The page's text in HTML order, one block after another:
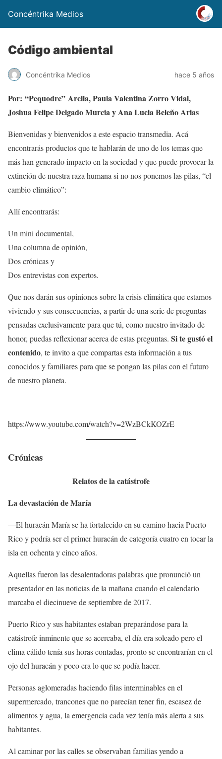
Concéntrika Medios
Código ambiental
Concéntrika Medios hace 5 años
Por: “Pequodre” Arcila, Paula Valentina Zorro Vidal,
Joshua Felipe Delgado Murcia y Ana Lucia Beleño Arias
Bienvenidas y bienvenidos a este espacio transmedia. Acá
encontrarás productos que te hablarán de uno de los temas que
más han generado impacto en la sociedad y que puede provocar la
extinción de nuestra raza humana si no nos ponemos las pilas, “el
cambio climático”:
Allí encontrarás:
Un mini documental,
Una columna de opinión,
Dos crónicas y
Dos entrevistas con expertos.
Que nos darán sus opiniones sobre la crisis climática que estamos
viviendo y sus consecuencias, a partir de una serie de preguntas
pensadas exclusivamente para que tú, como nuestro invitado de
honor, puedas reflexionar acerca de estas preguntas. Si te gustó el
contenido, te invito a que compartas esta información a tus
conocidos y familiares para que se pongan las pilas con el futuro
de nuestro planeta.
https://www.youtube.com/watch?v=2WzBCkKOZrE
Crónicas
Relatos de la catástrofe
La devastación de María
—El huracán María se ha fortalecido en su camino hacia Puerto
Rico y podría ser el primer huracán de categoría cuatro en tocar la
isla en ochenta y cinco años.
Aquellas fueron las desalentadoras palabras que pronunció un
presentador en las noticias de la mañana cuando el calendario
marcaba el diecinueve de septiembre de 2017.
Puerto Rico y sus habitantes estaban preparándose para la
catástrofe inminente que se acercaba, el día era soleado pero el
clima cálido tenía sus horas contadas, pronto se encontrarían en el
ojo del huracán y poco era lo que se podía hacer.
Personas aglomeradas haciendo filas interminables en el
supermercado, trancones que no parecían tener fin, escasez de
alimentos y agua, la emergencia cada vez tenía más alerta a sus
habitantes.
Al caminar por las calles se observaban familias yendo a